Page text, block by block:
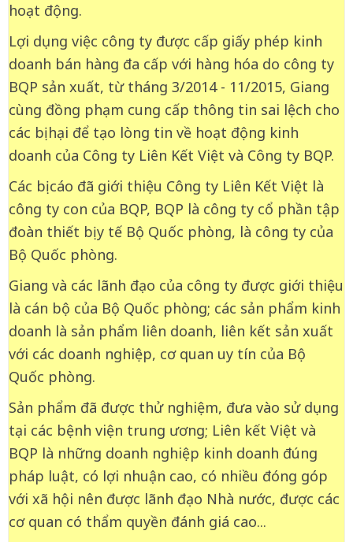
hoạt động.
Lợi dụng việc công ty được cấp giấy phép kinh
doanh bán hàng đa cấp với hàng hóa do công ty
BQP sản xuất, từ tháng 3/2014 - 11/2015, Giang
cùng đồng phạm cung cấp thông tin sai lệch cho
các bị hại để tạo lòng tin về hoạt động kinh
doanh của Công ty Liên Kết Việt và Công ty BQP.
Các bị cáo đã giới thiệu Công ty Liên Kết Việt là
công ty con của BQP, BQP là công ty cổ phần tập
đoàn thiết bị y tế Bộ Quốc phòng, là công ty của
Bộ Quốc phòng.
Giang và các lãnh đạo của công ty được giới thiệu
là cán bộ của Bộ Quốc phòng; các sản phẩm kinh
doanh là sản phẩm liên doanh, liên kết sản xuất
với các doanh nghiệp, cơ quan uy tín của Bộ
Quốc phòng.
Sản phẩm đã được thử nghiệm, đưa vào sử dụng
tại các bệnh viện trung ương; Liên kết Việt và
BQP là những doanh nghiệp kinh doanh đúng
pháp luật, có lợi nhuận cao, có nhiều đóng góp
với xã hội nên được lãnh đạo Nhà nước, được các
cơ quan có thẩm quyền đánh giá cao...